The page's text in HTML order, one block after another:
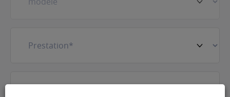
mail(Nécessaire)